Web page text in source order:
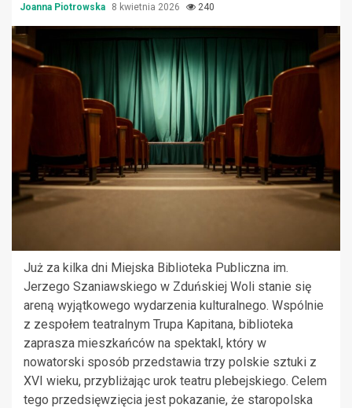
Joanna Piotrowska 8 kwietnia 2026 240
Już za kilka dni Miejska Biblioteka Publiczna im.
Jerzego Szaniawskiego w Zduńskiej Woli stanie się
areną wyjątkowego wydarzenia kulturalnego. Wspólnie
z zespołem teatralnym Trupa Kapitana, biblioteka
zaprasza mieszkańców na spektakl, który w
nowatorski sposób przedstawia trzy polskie sztuki z
XVI wieku, przybliżając urok teatru plebejskiego. Celem
tego przedsięwzięcia jest pokazanie, że staropolska